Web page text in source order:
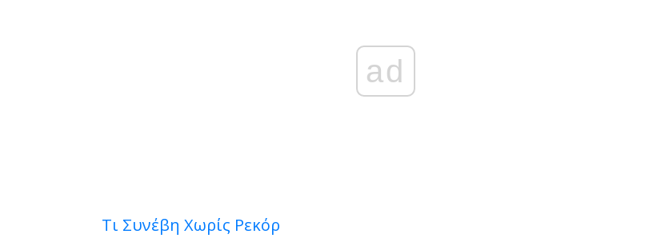
ad
Τι Συνέβη Χωρίς Ρεκόρ